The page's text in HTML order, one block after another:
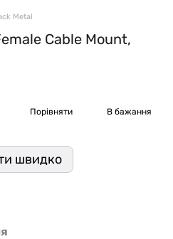
Metal
Cable Mount,
Порівняти В бажання
швидко